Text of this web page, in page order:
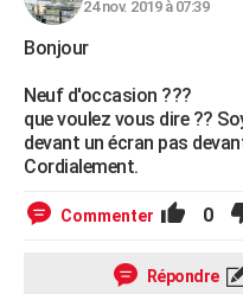
COPAINS D'AVANT
S'inscrire
Se connecter
Lycées
Collèges
Primaires
Universités
Entreprises
Service militaire
Avis de recherche
AVIS DE DÉCÈS
FORUM
24 nov. 2019 à 07:39
Bonjour
Neuf d'occasion ???
que voulez vous dire ??
devant un écran pas
Cordialement.
Commenter 0
Répondre